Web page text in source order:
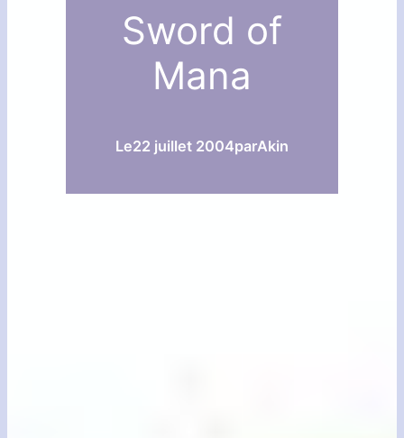
Sword of
Mana
Le22 juillet 2004parAkin